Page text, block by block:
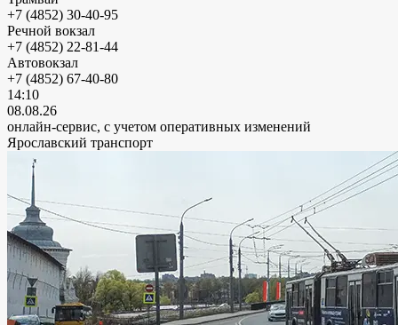
+7 (4852) 30-40-95
Речной вокзал
+7 (4852) 22-81-44
Автовокзал
+7 (4852) 67-40-80
14:10
08.08.26
онлайн-сервис, с учетом оперативных изменений
Ярославский транспорт